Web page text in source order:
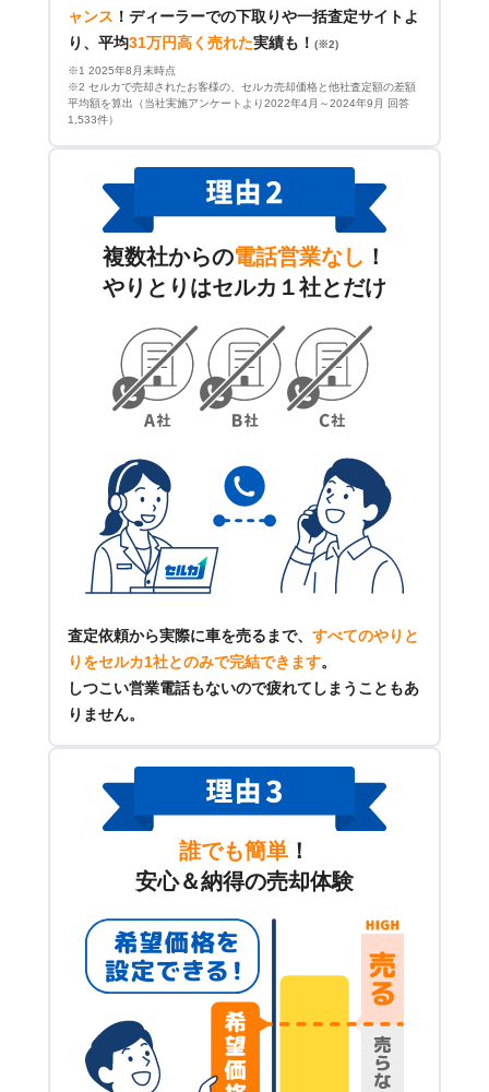
ャンス ！ ディーラーでの下取りや一括査定サイトよ
り、平均31万円高く売れた実績も！ (※2)
※1 2025年8月末時点
※2 セルカで売却されたお客様の、セルカ売却価格と他社査定額の差額
平均額を算出（当社実施アンケートより2022年4月～2024年9月 回答
1,533件）
複数社からの電話営業なし ！
やりとりはセルカ１社とだけ
査定依頼から実際に車を売るまで、 すべてのやりと
りをセルカ1社とのみで完結できます。
しつこい営業電話もないので疲れてしまうこともあ
りません。
誰でも簡単 ！
安心＆納得の売却体験